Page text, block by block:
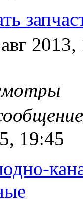
2013,
19:45